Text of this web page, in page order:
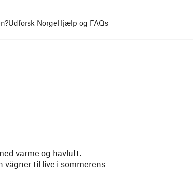
Udforsk NorgeHjælp og FAQs
varme og havluft.
vågner til live i sommerens